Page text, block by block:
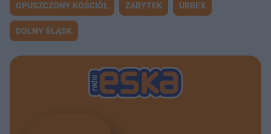
OPUSZCZONY KOŚCIÓŁ ZABYTEK URBEX
DOLNY ŚLĄSK